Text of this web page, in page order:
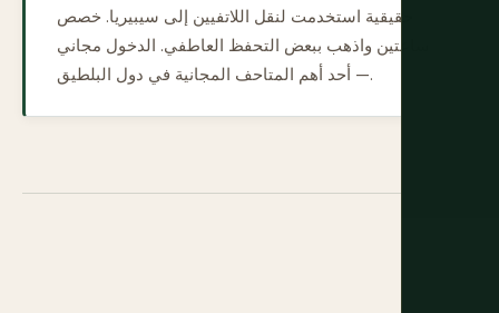
حقيقية استخدمت لنقل اللاتفيين إلى سيبيريا. خصص
ساعتين واذهب ببعض التحفظ العاطفي. الدخول مجاني
— أحد أهم المتاحف المجانية في دول البلطيق.